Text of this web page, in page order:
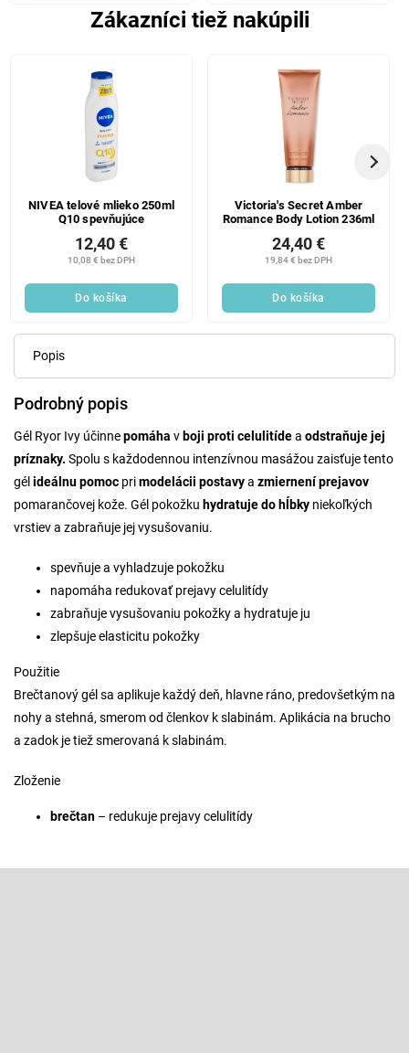
Zákazníci tiež nakúpili
NIVEA telové mlieko 250ml
Q10 spevňujúce
10,08 € bez DPH
12,40 €
Do košíka
Victoria's Secret Amber
Romance Body Lotion 236ml
19,84 € bez DPH
24,40 €
Do košíka
Popis
Podrobný popis
Gél Ryor Ivy účinnepomáha v boji proti celulitídea odstraňuje jej
príznaky. Spolu s každodennou intenzívnou masážou zaisťuje tento
gél ideálnu pomoc primodelácii postavya zmiernení prejavov
pomarančovej kože. Gél pokožku hydratuje do hĺbky niekoľkých
vrstiev a zabraňuje jej vysušovaniu.
spevňuje a vyhladzuje pokožku
napomáha redukovať prejavy celulitídy
zabraňuje vysušovaniu pokožky a hydratuje ju
zlepšuje elasticitu pokožky
Použitie
Brečtanový gél sa aplikuje každý deň, hlavne ráno, predovšetkým na
nohy a stehná, smerom od členkov k slabinám. Aplikácia na brucho
a zadok je tiež smerovaná k slabinám.
Zloženie
brečtan – redukuje prejavy celulitídy